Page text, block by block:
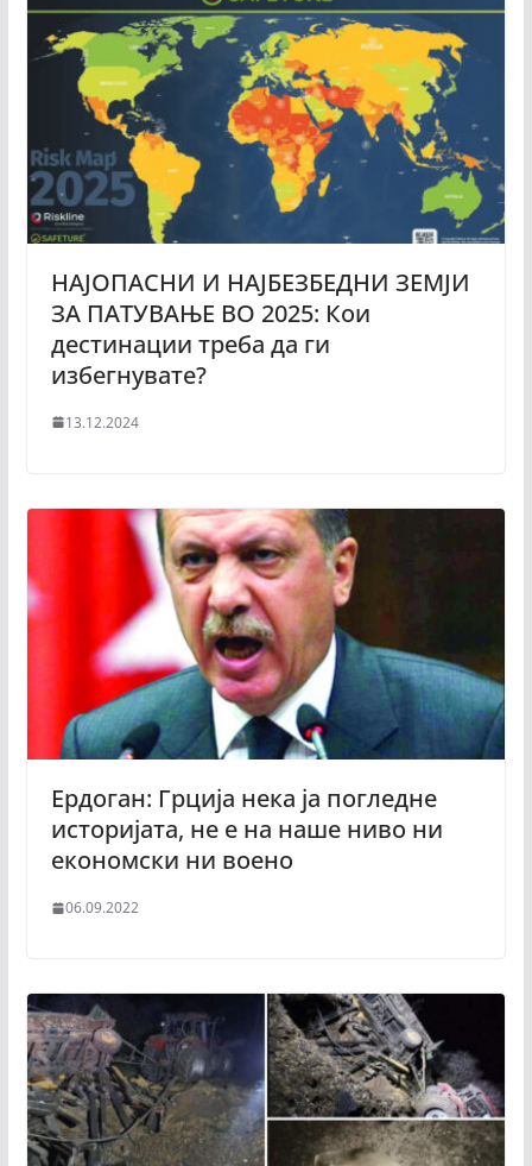
НАЈОПАСНИ И НАЈБЕЗБЕДНИ ЗЕМЈИ
ЗА ПАТУВАЊЕ ВО 2025: Кои
дестинации треба да ги
избегнувате?
13.12.2024
Ердоган: Грција нека ја погледне
историјата, не е на наше ниво ни
економски ни воено
06.09.2022